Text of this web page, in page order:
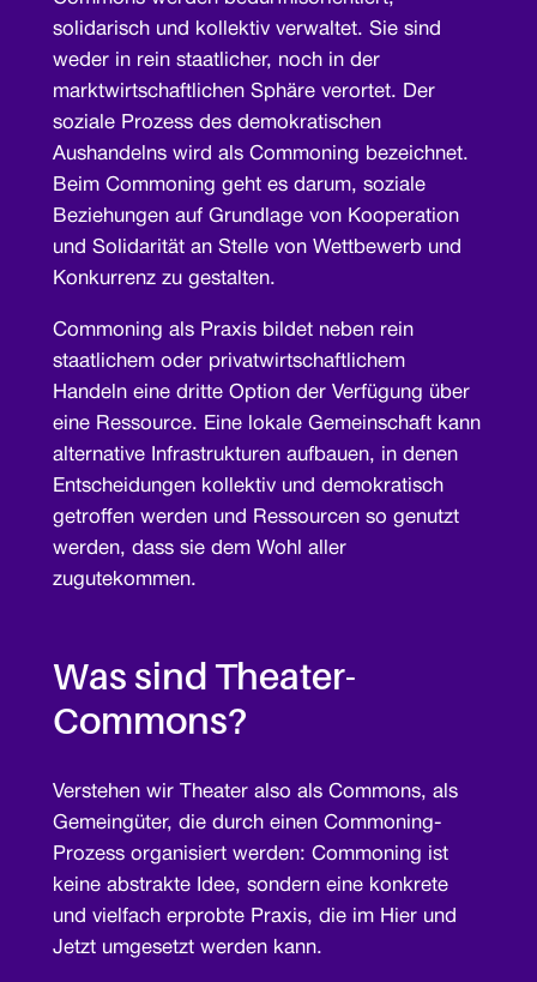
solidarisch und kollektiv verwaltet. Sie sind
weder in rein staatlicher, noch in der
marktwirtschaftlichen Sphäre verortet. Der
soziale Prozess des demokratischen
Aushandelns wird als Commoning bezeichnet.
Beim Commoning geht es darum, soziale
Beziehungen auf Grundlage von Kooperation
und Solidarität an Stelle von Wettbewerb und
Konkurrenz zu gestalten.
Commoning als Praxis bildet neben rein
staatlichem oder privatwirtschaftlichem
Handeln eine dritte Option der Verfügung über
eine Ressource. Eine lokale Gemeinschaft kann
alternative Infrastrukturen aufbauen, in denen
Entscheidungen kollektiv und demokratisch
getroffen werden und Ressourcen so genutzt
werden, dass sie dem Wohl aller
zugutekommen.
Was sind Theater-
Commons?
Verstehen wir Theater also als Commons, als
Gemeingüter, die durch einen Commoning-
Prozess organisiert werden: Commoning ist
keine abstrakte Idee, sondern eine konkrete
und vielfach erprobte Praxis, die im Hier und
Jetzt umgesetzt werden kann.